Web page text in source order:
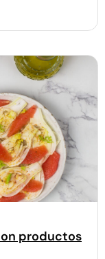
productos